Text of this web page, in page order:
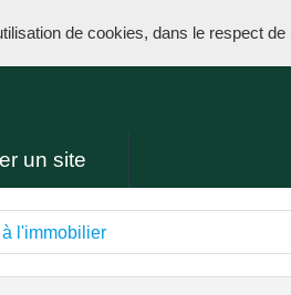
un site
l'immobilier
de cookies, dans le respect